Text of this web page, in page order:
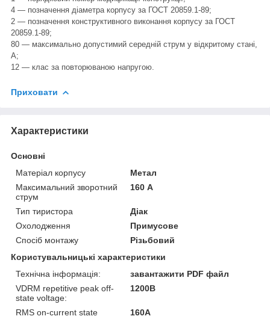
4 — позначення діаметра корпусу за ГОСТ 20859.1-89;
2 — позначення конструктивного виконання корпусу за ГОСТ
20859.1-89;
80 — максимально допустимий середній струм у відкритому стані,
А;
12 — клас за повторюваною напругою.
Приховати
Характеристики
Основні
Матеріал корпусу
Метал
Максимальний зворотний
струм
160 А
Тип тиристора
Діак
Охолодження
Примусове
Спосіб монтажу
Різьбовий
Користувальницькі характеристики
Технічна інформація:
завантажити PDF файл
VDRM repetitive peak off-
state voltage:
1200В
RMS on-current state 160А